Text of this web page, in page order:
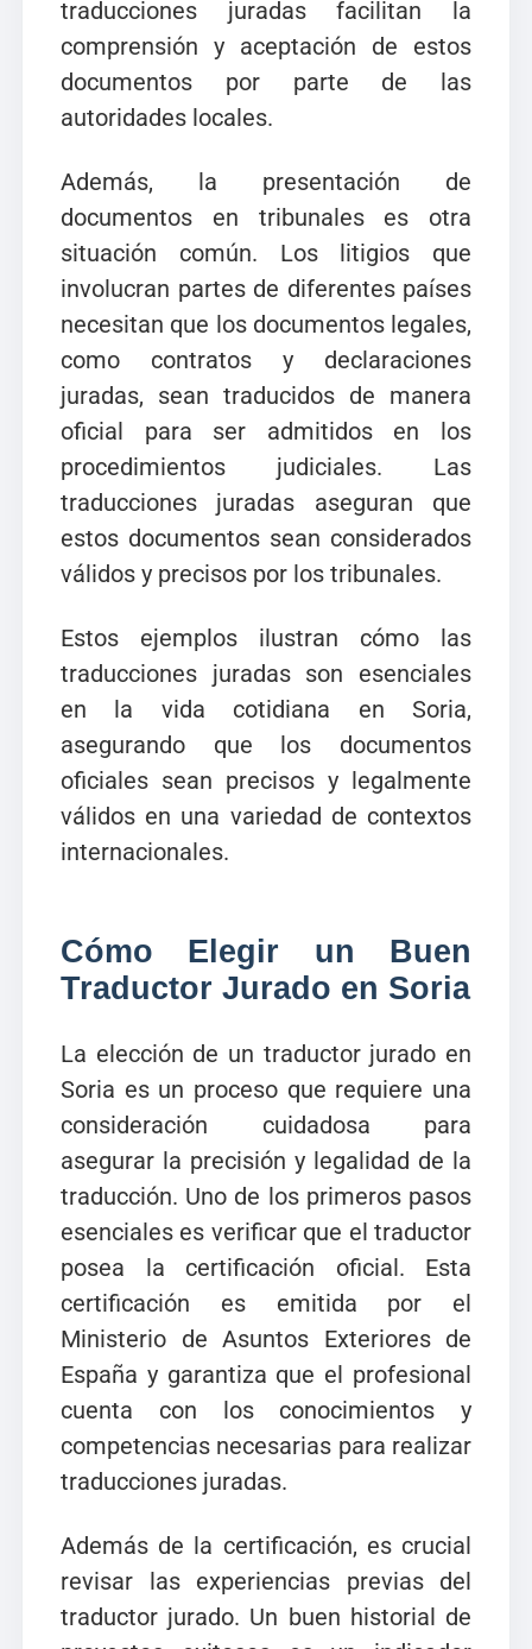
traducciones juradas facilitan la
comprensión y aceptación de estos
documentos por parte de las
autoridades locales.
Además, la presentación de
documentos en tribunales es otra
situación común. Los litigios que
involucran partes de diferentes países
necesitan que los documentos legales,
como contratos y declaraciones
juradas, sean traducidos de manera
oficial para ser admitidos en los
procedimientos judiciales. Las
traducciones juradas aseguran que
estos documentos sean considerados
válidos y precisos por los tribunales.
Estos ejemplos ilustran cómo las
traducciones juradas son esenciales
en la vida cotidiana en Soria,
asegurando que los documentos
oficiales sean precisos y legalmente
válidos en una variedad de contextos
internacionales.
Cómo Elegir un Buen
Traductor Jurado en Soria
La elección de un traductor jurado en
Soria es un proceso que requiere una
consideración cuidadosa para
asegurar la precisión y legalidad de la
traducción. Uno de los primeros pasos
esenciales es verificar que el traductor
posea la certificación oficial. Esta
certificación es emitida por el
Ministerio de Asuntos Exteriores de
España y garantiza que el profesional
cuenta con los conocimientos y
competencias necesarias para realizar
traducciones juradas.
Además de la certificación, es crucial
revisar las experiencias previas del
traductor jurado. Un buen historial de